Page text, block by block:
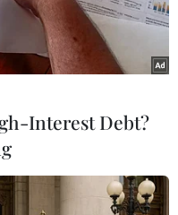
Interest Debt?